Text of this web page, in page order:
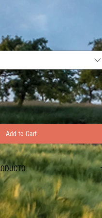
Add to Cart
de oveja, sal, cuajo, fermentos lácticos,
del huevo). Queso elaborado con